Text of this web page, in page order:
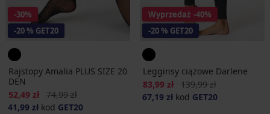
-30%
-20 % GET20
Rajstopy Amalia PLUS SIZE 20
DEN
Zniżka
52,49 zł Pierwotna cena
74,99 zł
41,99 zł kod GET20
Wyprzedaż -40%
-20 % GET20
Legginsy ciążowe Darlene
Zniżka
83,99 zł Pierwotna cena
139,99 zł
67,19 zł kod GET20